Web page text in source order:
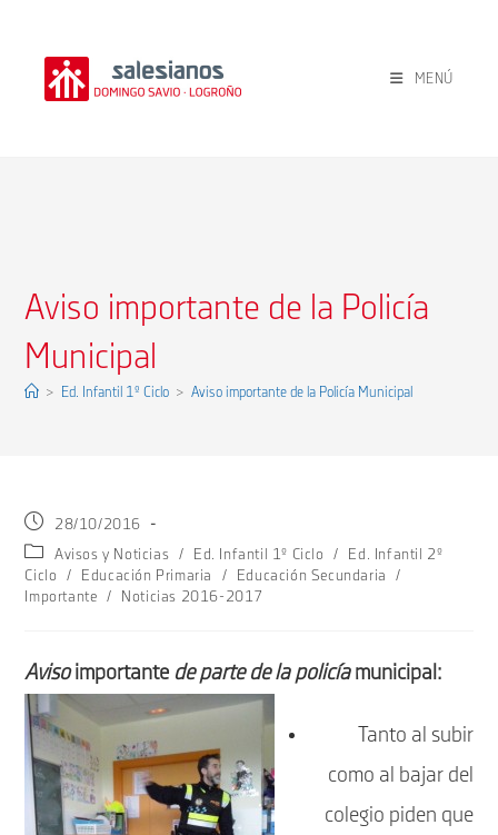
contenido
MENÚ
Aviso importante de la Policía
Municipal
> Ed. Infantil 1º Ciclo > Aviso importante de la Policía Municipal
Publicación
de
la
entrada:
28/10/2016
Categoría
de
la
Avisos y Noticias / Ed. Infantil 1º Ciclo /
Ed. Infantil 2º
Ciclo
/ Educación Primaria / Educación Secundaria
/
Importante
/ Noticias 2016-2017
Avisoimportante departe de la policíamunicipal:
Tanto al subir
como al bajar del
colegio piden que